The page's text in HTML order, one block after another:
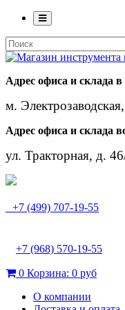
Адрес офиса и склада
м.
Адрес офиса и склада
ул. Тракторная, д.
+7 (499) 707-19-55
+7 (968) 570-19-55
0 Корзина: 0 руб
О компании